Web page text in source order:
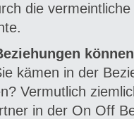
die
kämen in der
Vermutlich
in der On Off